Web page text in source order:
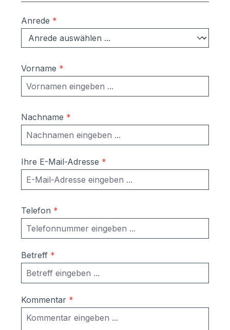
pulverlackiertFarbe: RAL 7016
AnthrazitgrauLieferumfang: 2
SchlüsselMontageanleitung
Anrede *
Vorname *
Nachname *
Ihre E-Mail-Adresse *
Telefon *
Betreff *
Kommentar *